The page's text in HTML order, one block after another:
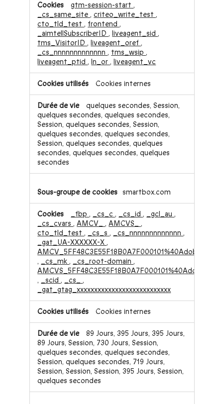
gtm-session-start,
_cs_same_site,criteo_write_test,
cto_tld_test, frontend,
_aimtellSubscriberID,liveagent_sid,
tms_VisitorID,liveagent_oref,
_cs_nnnnnnnnnnnnn, tms_wsip,
liveagent_ptid,ln_or,liveagent_vc
Cookies internes
quelques secondes, Session,
quelques secondes, quelques secondes,
Session, quelques secondes, Session,
quelques secondes, quelques secondes,
Session, quelques secondes, quelques
secondes, quelques secondes, quelques
secondes
smartbox.com
_fbp, _cs_c, _cs_id, _gcl_au,
_cs_cvars,AMCV_,AMCVS_,
cto_tld_test, _cs_s, _cs_nnnnnnnnnnnnn,
_gat_UA-XXXXXX-X,
AMCV_5FF48C3E55F18B0A7F000101%40AdobeOrg
, _cs_mk, _cs_root-domain,
AMCVS_5FF48C3E55F18B0A7F000101%40AdobeOrg
, _scid, _cs_,
_gat_gtag_xxxxxxxxxxxxxxxxxxxxxxxxxxx
Cookies internes
89 Jours, 395 Jours, 395 Jours,
89 Jours, Session, 730 Jours, Session,
quelques secondes, quelques secondes,
Session, quelques secondes, 719 Jours,
Session, Session, Session, 395 Jours, Session,
quelques secondes